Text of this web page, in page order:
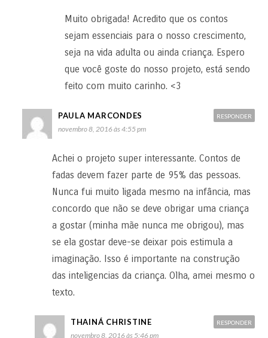
Muito obrigada! Acredito que os contos
sejam essenciais para o nosso crescimento,
seja na vida adulta ou ainda criança. Espero
que você goste do nosso projeto, está sendo
feito com muito carinho. <3
PAULA MARCONDES
novembro 8, 2016 às 4:55 pm
Achei o projeto super interessante. Contos de
fadas devem fazer parte de 95% das pessoas.
Nunca fui muito ligada mesmo na infância, mas
concordo que não se deve obrigar uma criança
a gostar (minha mãe nunca me obrigou), mas
se ela gostar deve-se deixar pois estimula a
imaginação. Isso é importante na construção
das inteligencias da criança. Olha, amei mesmo o
texto.
RESPONDER
THAINÁ CHRISTINE
novembro 8, 2016 às 5:46 pm
RESPONDER